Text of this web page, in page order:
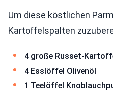
Um diese köstlichen
Kartoffelspalten
4 große Russet-
4 Esslöffel Olivenöl
1 Teelöffel